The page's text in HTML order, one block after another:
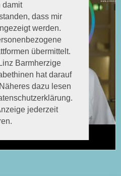
damit
dass mir
werden.
übermittelt.
Barmherzige
hat darauf
dazu lesen
jederzeit